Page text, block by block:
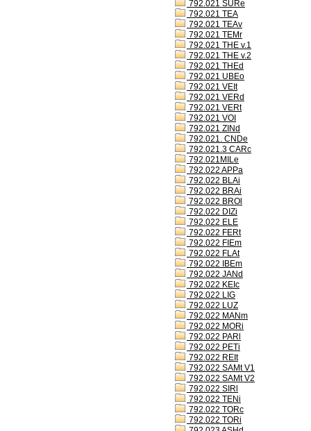
792.021 SURe
792.021 TEA
792.021 TEAv
792.021 TEMr
792.021 THE v.1
792.021 THE v.2
792.021 THEd
792.021 UBEo
792.021 VEIt
792.021 VERd
792.021 VERt
792.021 VOI
792.021 ZINd
792.021. CNDe
792.021.3 CARc
792.021MILe
792.022 APPa
792.022 BLAi
792.022 BRAi
792.022 BROl
792.022 DIZi
792.022 ELE
792.022 FERt
792.022 FIEm
792.022 FLAt
792.022 IBEm
792.022 JANd
792.022 KEIc
792.022 LIG
792.022 LUZ
792.022 MANm
792.022 MORi
792.022 PARl
792.022 PETi
792.022 REIt
792.022 SAMt V1
792.022 SAMt V2
792.022 SIRl
792.022 TENi
792.022 TORc
792.022 TORi